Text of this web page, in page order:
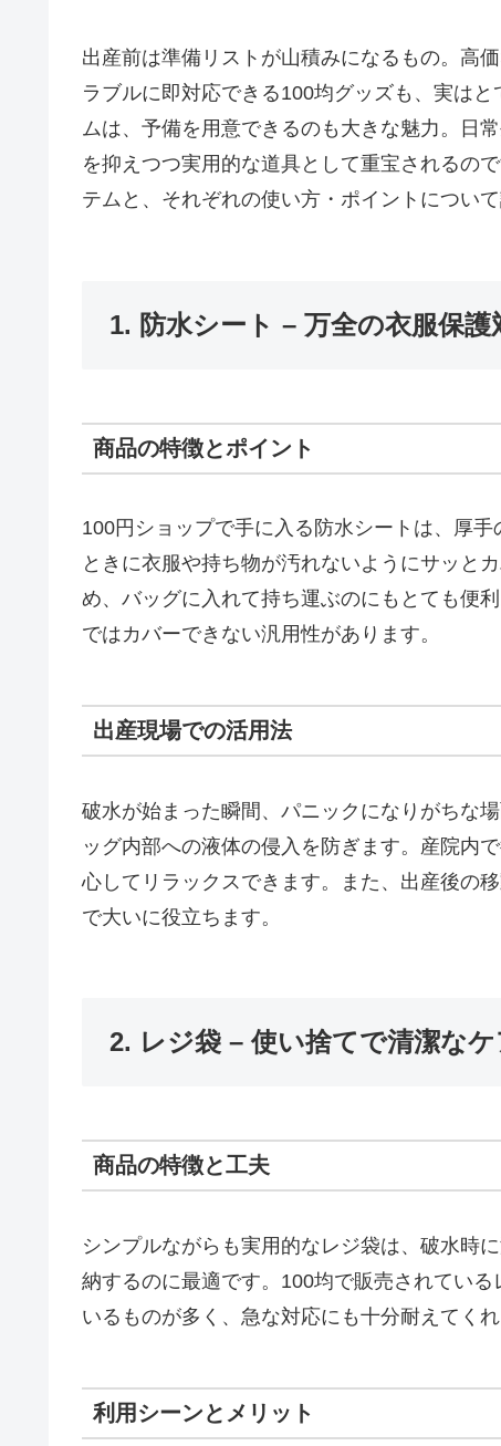
出産前は準備リストが山積みになるもの。高
ラブルに即対応できる100均グッズも、実は
ムは、予備を用意できるのも大きな魅力。日
を抑えつつ実用的な道具として重宝されるの
テムと、それぞれの使い方・ポイントについて
1. 防水シート – 万全の衣服保護
商品の特徴とポイント
100円ショップで手に入る防水シートは、厚
ときに衣服や持ち物が汚れないようにサッと
め、バッグに入れて持ち運ぶのにもとても便
ではカバーできない汎用性があります。
出産現場での活用法
破水が始まった瞬間、パニックになりがちな
ッグ内部への液体の侵入を防ぎます。産院内
心してリラックスできます。また、出産後の
で大いに役立ちます。
2. レジ袋 – 使い捨てで清潔なケ
商品の特徴と工夫
シンプルながらも実用的なレジ袋は、破水時
納するのに最適です。100均で販売されてい
いるものが多く、急な対応にも十分耐えてくれ
利用シーンとメリット